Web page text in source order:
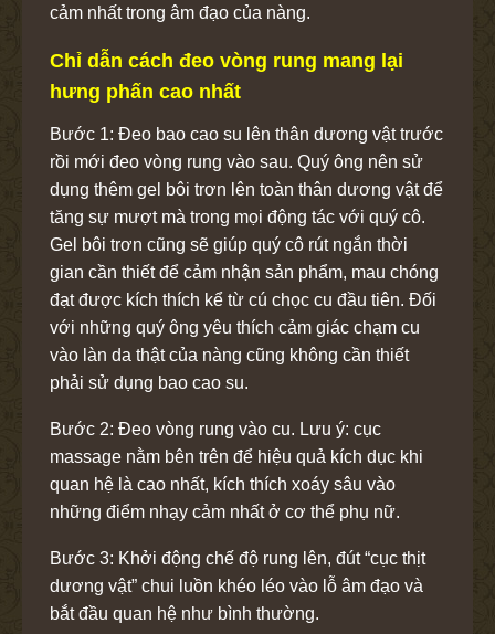
cảm nhất trong âm đạo của nàng.
Chỉ dẫn cách đeo vòng rung mang lại
hưng phấn cao nhất
Bước 1: Đeo bao cao su lên thân dương vật trước
rồi mới đeo vòng rung vào sau. Quý ông nên sử
dụng thêm gel bôi trơn lên toàn thân dương vật để
tăng sự mượt mà trong mọi động tác với quý cô.
Gel bôi trơn cũng sẽ giúp quý cô rút ngắn thời
gian cần thiết để cảm nhận sản phẩm, mau chóng
đạt được kích thích kể từ cú chọc cu đầu tiên. Đối
với những quý ông yêu thích cảm giác chạm cu
vào làn da thật của nàng cũng không cần thiết
phải sử dụng bao cao su.
Bước 2: Đeo vòng rung vào cu. Lưu ý: cục
massage nằm bên trên để hiệu quả kích dục khi
quan hệ là cao nhất, kích thích xoáy sâu vào
những điểm nhạy cảm nhất ở cơ thể phụ nữ.
Bước 3: Khởi động chế độ rung lên, đút “cục thịt
dương vật” chui luồn khéo léo vào lỗ âm đạo và
bắt đầu quan hệ như bình thường.